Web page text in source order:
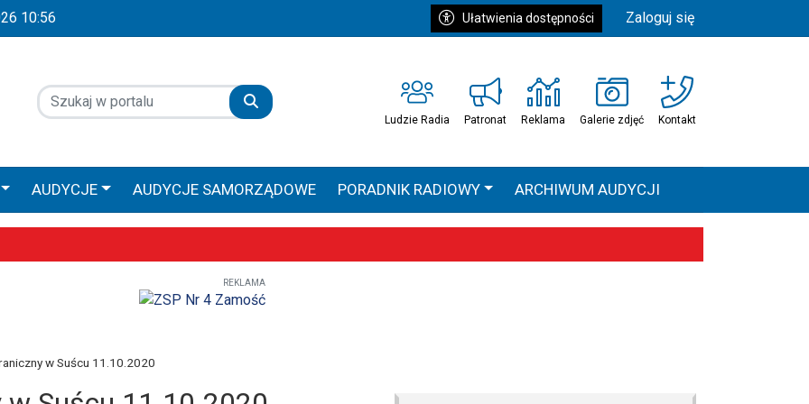
10:56 Ułatwienia dostępności Zaloguj się
Ludzie Radia Patronat Reklama Galerie zdjęć Kontakt
AUDYCJE AUDYCJE SAMORZĄDOWE PORADNIK RADIOWY ARCHIWUM AUDYCJI
GŁOS AUDYCJE SPONSOROWANE PRACA ZAMOŚĆ HEAVEN TOUR
uroczystości już 9–10 maja
Diecezji Zamojsko-Lubaczowskiej
ale większe zaangażowanie religijne – poznaliśmy diecezjalne statystyki
REKLAMA
w Suścu 11.10.2020